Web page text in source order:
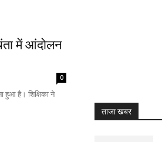
में आंदोलन
0
हुआ है। शिक्षिका ने
ताजा खबर